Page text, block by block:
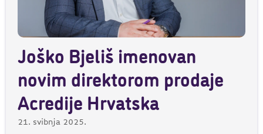
Joško Bjeliš imenovan
novim direktorom prodaje
Acredije Hrvatska
21. svibnja 2025.